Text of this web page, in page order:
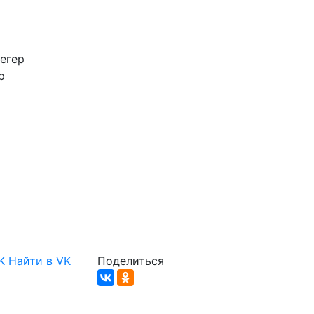
егер
Найти в VK Поделиться